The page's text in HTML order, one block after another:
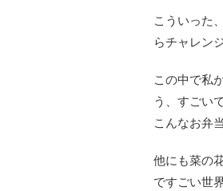
こういった
らチャレン
この中で私
う、すごい
こんなお弁
他にも菜の
ですごい世